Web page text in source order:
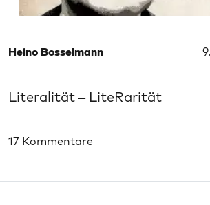
Heino Bosselmann
Literalität – LiteRarität
17 Kommentare